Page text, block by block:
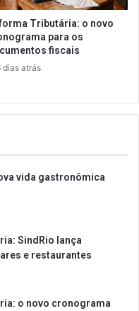
Tributária: o novo
para os
fiscais
dias atrás
vida gastronômica
SindRio lança
e restaurantes
o novo cronograma